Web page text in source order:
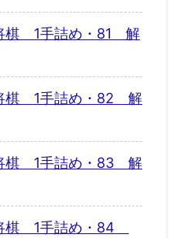
棋 1手詰め・81 解
棋 1手詰め・82 解
棋 1手詰め・83 解
棋 1手詰め・84